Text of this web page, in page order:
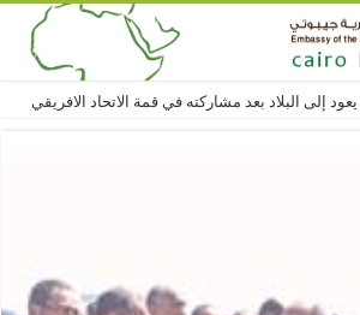
إلى البلاد بعد مشاركته في قمة الاتحاد الافريقي